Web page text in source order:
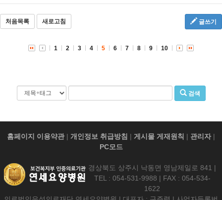
처음목록 새로고침 글쓰기
1 2 3 4 5 6 7 8 9 10
검색
홈페이지 이용약관| 개인정보 취급방침 | 게시물 게재원칙 | 관리자 |
PC모드
경상북도 상주시 낙동면 영남제일로 841 |
TEL : 054-531-9988 | FAX : 054-534-
1622